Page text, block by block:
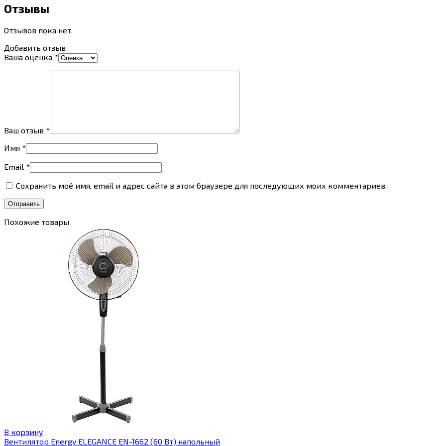
Отзывы
Отзывов пока нет.
Добавить отзыв
Ваша оценка *
Ваш отзыв *
Имя *
Email *
Сохранить моё имя, email и адрес сайта в этом браузере для последующих моих комментариев.
Похожие товары
В корзину
Вентилятор Energy ELEGANCE EN-1662 (60 Вт) напольный